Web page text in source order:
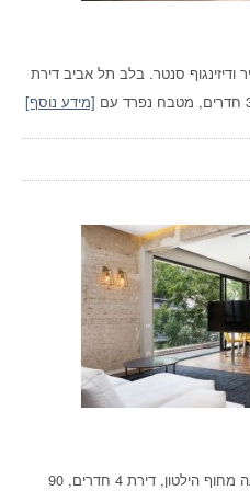
סנטר. בלב תל אביב דירת
[מידע נוסף]
ברחוב ויתקין הקסום והפסטורלי פסיעה מחוף הילטון, דירת 4 חדרים, 90